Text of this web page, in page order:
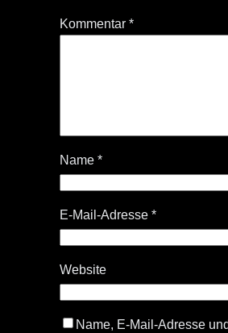
Kommentar *
Name *
E-Mail-Adresse *
Website
Name, E-Mail-Adresse